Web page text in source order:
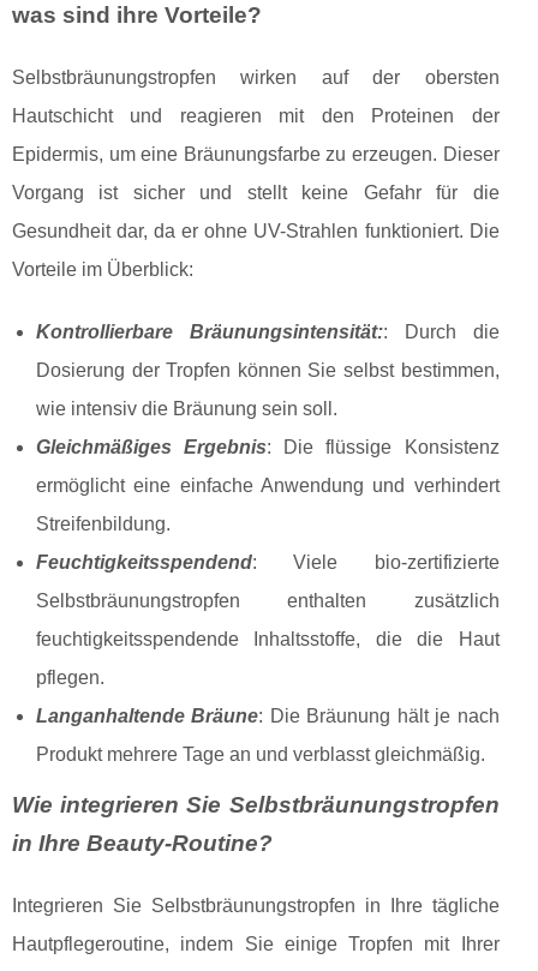
was sind ihre Vorteile?
Selbstbräunungstropfen wirken auf der obersten
Hautschicht und reagieren mit den Proteinen der
Epidermis, um eine Bräunungsfarbe zu erzeugen. Dieser
Vorgang ist sicher und stellt keine Gefahr für die
Gesundheit dar, da er ohne UV-Strahlen funktioniert. Die
Vorteile im Überblick:
Kontrollierbare Bräunungsintensität:: Durch die
Dosierung der Tropfen können Sie selbst bestimmen,
wie intensiv die Bräunung sein soll.
Gleichmäßiges Ergebnis: Die flüssige Konsistenz
ermöglicht eine einfache Anwendung und verhindert
Streifenbildung.
Feuchtigkeitsspendend: Viele bio-zertifizierte
Selbstbräunungstropfen enthalten zusätzlich
feuchtigkeitsspendende Inhaltsstoffe, die die Haut
pflegen.
Langanhaltende Bräune: Die Bräunung hält je nach
Produkt mehrere Tage an und verblasst gleichmäßig.
Wie integrieren Sie Selbstbräunungstropfen
in Ihre Beauty-Routine?
Integrieren Sie Selbstbräunungstropfen in Ihre tägliche
Hautpflegeroutine, indem Sie einige Tropfen mit Ihrer